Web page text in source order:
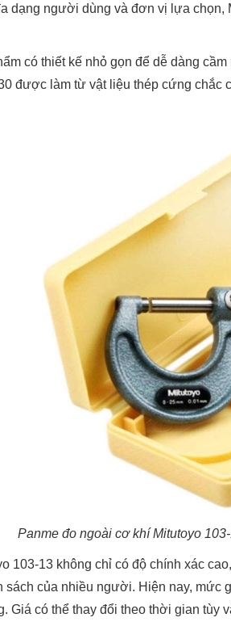
dạng người dùng và đơn vị lựa
có thiết kế nhỏ gọn để dễ dàng
được làm từ vật liệu thép cứng chắc
Panme đo ngoài cơ khí Mitutoyo
103-13 không chỉ có độ chính xác
sách của nhiều người. Hiện nay, mức
Giá có thể thay đổi theo thời gian tùy